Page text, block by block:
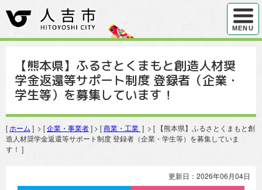
ハンバ
MENU
【熊本県】ふるさとくまもと創造人材奨
学金返還等サポート制度 登録者（企業・
学生等）を募集しています！
[ ホーム ] > [企業・事業者] > [商業・工業 ] > [ 【熊本県】ふるさとくまもと創
造人材奨学金返還等サポート制度 登録者（企業・学生等）を募集していま
す！ ]
更新日：2026年06月04日